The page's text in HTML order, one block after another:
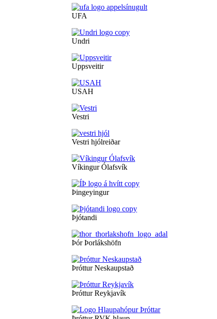
UFA
Undri
Uppsveitir
USAH
Vestri
Vestri hjólreiðar
Víkingur Ólafsvík
Þingeyingur
Þjótandi
Þór Þorlákshöfn
Þróttur Neskaupstað
Þróttur Reykjavík